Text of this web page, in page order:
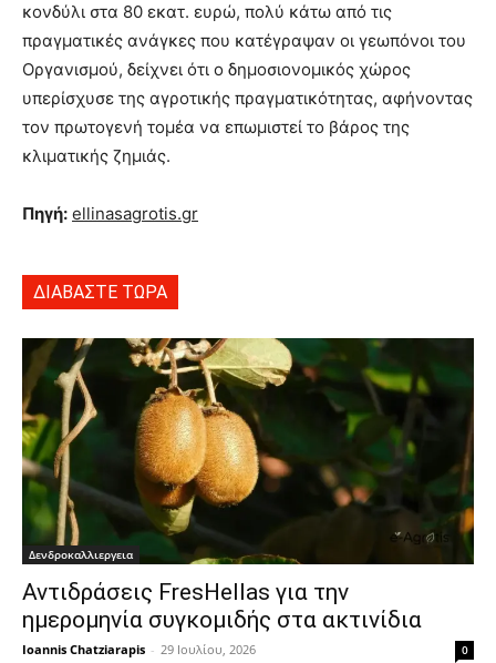
κονδύλι στα 80 εκατ. ευρώ, πολύ κάτω από τις
πραγματικές ανάγκες που κατέγραψαν οι γεωπόνοι του
Οργανισμού, δείχνει ότι ο δημοσιονομικός χώρος
υπερίσχυσε της αγροτικής πραγματικότητας, αφήνοντας
τον πρωτογενή τομέα να επωμιστεί το βάρος της
κλιματικής ζημιάς.
Πηγή: ellinasagrotis.gr
ΔΙΑΒΑΣΤΕ ΤΩΡΑ
Δενδροκαλλιεργεια
Αντιδράσεις FresHellas για την
ημερομηνία συγκομιδής στα ακτινίδια
Ioannis Chatziarapis - 29 Ιουλίου, 2026 0